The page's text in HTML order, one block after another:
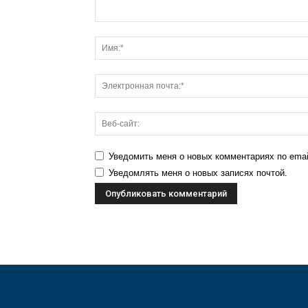
Уведомить меня о новых комментариях по
Уведомлять меня о новых записях почтой.